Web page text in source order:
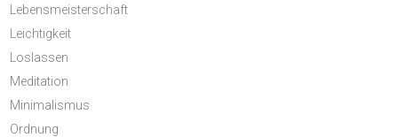
Lebensmeisterschaft
Leichtigkeit
Loslassen
Meditation
Minimalismus
Ordnung